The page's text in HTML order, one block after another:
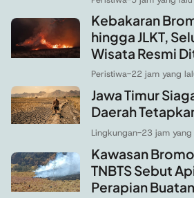
Kebakaran
hingga JLKT,
Wisata Resmi
Peristiwa-22 jam yang
Jawa Timur
Daerah
Lingkungan-23 jam yang
Kawasan
TNBTS Sebut
Perapian